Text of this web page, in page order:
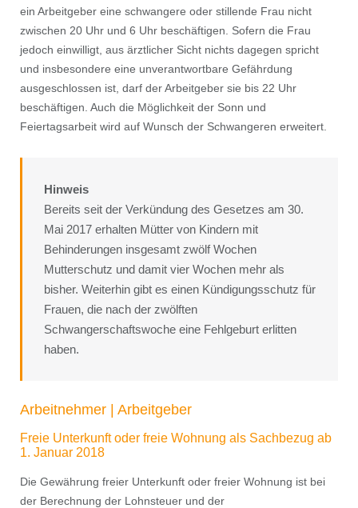
ein Arbeitgeber eine schwangere oder stillende Frau nicht
zwischen 20 Uhr und 6 Uhr beschäftigen. Sofern die Frau
jedoch einwilligt, aus ärztlicher Sicht nichts dagegen spricht
und insbesondere eine unverantwortbare Gefährdung
ausgeschlossen ist, darf der Arbeitgeber sie bis 22 Uhr
beschäftigen. Auch die Möglichkeit der Sonn und
Feiertagsarbeit wird auf Wunsch der Schwangeren erweitert.
Hinweis
Bereits seit der Verkündung des Gesetzes am 30.
Mai 2017 erhalten Mütter von Kindern mit
Behinderungen insgesamt zwölf Wochen
Mutterschutz und damit vier Wochen mehr als
bisher. Weiterhin gibt es einen Kündigungsschutz für
Frauen, die nach der zwölften
Schwangerschaftswoche eine Fehlgeburt erlitten
haben.
Arbeitnehmer | Arbeitgeber
Freie Unterkunft oder freie Wohnung als Sachbezug ab
1. Januar 2018
Die Gewährung freier Unterkunft oder freier Wohnung ist bei
der Berechnung der Lohnsteuer und der